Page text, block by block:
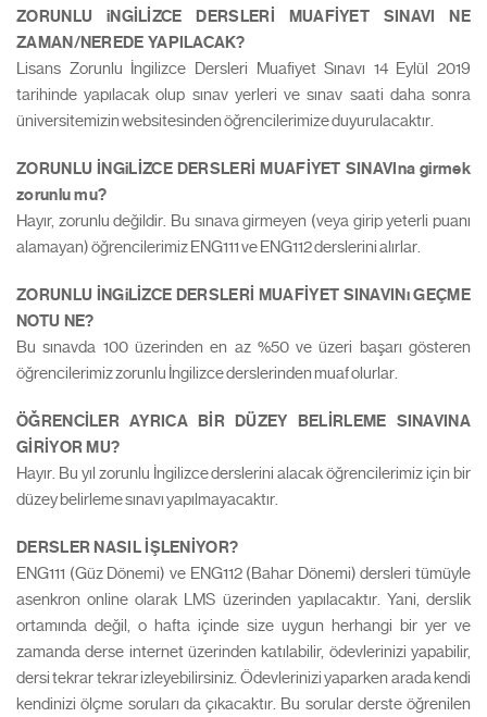
ZORUNLU iNGİLİZCE DERSLERİ MUAFİYET SINAVI NE
ZAMAN/NEREDE YAPILACAK?
Lisans Zorunlu İngilizce Dersleri Muafiyet Sınavı 14 Eylül 2019
tarihinde yapılacak olup sınav yerleri ve sınav saati daha sonra
üniversitemizin websitesinden öğrencilerimize duyurulacaktır.
ZORUNLU İNGiLİZCE DERSLERİ MUAFİYET SINAVIna girmek
zorunlu mu?
Hayır, zorunlu değildir. Bu sınava girmeyen (veya girip yeterli puanı
alamayan) öğrencilerimiz ENG111 ve ENG112 derslerini alırlar.
ZORUNLU İNGiLİZCE DERSLERİ MUAFİYET SINAVINı GEÇME
NOTU NE?
Bu sınavda 100 üzerinden en az %50 ve üzeri başarı gösteren
öğrencilerimiz zorunlu İngilizce derslerinden muaf olurlar.
ÖĞRENCİLER AYRICA BİR DÜZEY BELİRLEME SINAVINA
GİRİYOR MU?
Hayır. Bu yıl zorunlu İngilizce derslerini alacak öğrencilerimiz için bir
düzey belirleme sınavı yapılmayacaktır.
DERSLER NASIL İŞLENİYOR?
ENG111 (Güz Dönemi) ve ENG112 (Bahar Dönemi) dersleri tümüyle
asenkron online olarak LMS üzerinden yapılacaktır. Yani, derslik
ortamında değil, o hafta içinde size uygun herhangi bir yer ve
zamanda derse internet üzerinden katılabilir, ödevlerinizi yapabilir,
dersi tekrar tekrar izleyebilirsiniz. Ödevlerinizi yaparken arada kendi
kendinizi ölçme soruları da çıkacaktır. Bu sorular derste öğrenilen